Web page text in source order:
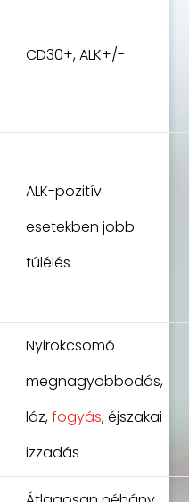
CD30+, ALK+/-
ALK-pozitív
esetekben jobb
túlélés
Nyirokcsomó
megnagyobbodás,
láz,fogyás, éjszakai
izzadás